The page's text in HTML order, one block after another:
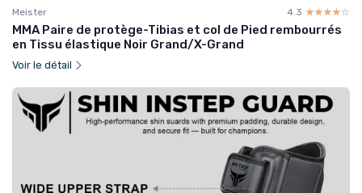
Meister 4.3 ☆☆☆☆☆
★★★★★
MMA Paire de protège-Tibias et col de Pied rembourrés
en Tissu élastique Noir Grand/X-Grand
Voir le détail